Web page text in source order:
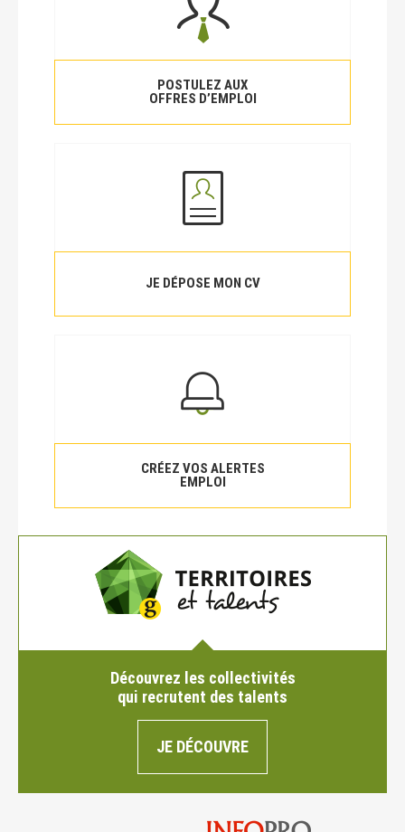
POSTULEZ AUX
OFFRES D’EMPLOI
JE DÉPOSE MON CV
CRÉEZ VOS ALERTES
EMPLOI
Découvrez les collectivités
qui recrutent des talents
JE DÉCOUVRE